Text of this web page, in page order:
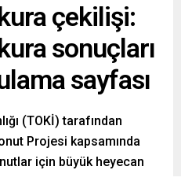
çekilişi:
sonuçları
sayfası
(TOKİ) tarafından
Projesi kapsamında
için büyük heyecan